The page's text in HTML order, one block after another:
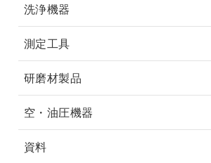
洗浄機器
測定工具
研磨材製品
空・油圧機器
資料